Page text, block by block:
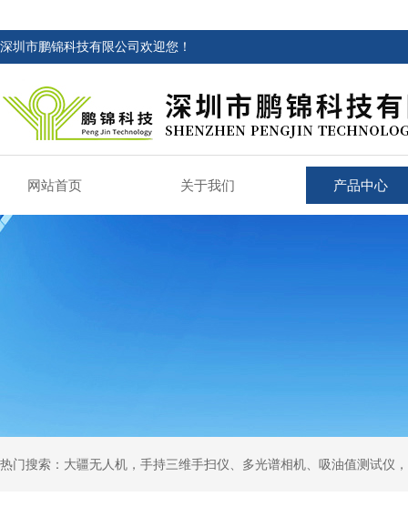
深圳市鹏锦科技有限公司欢迎您！
网站首页 关于我们 产品中心
热门搜索：大疆无人机，手持三维手扫仪、多光谱相机、吸油值测试仪